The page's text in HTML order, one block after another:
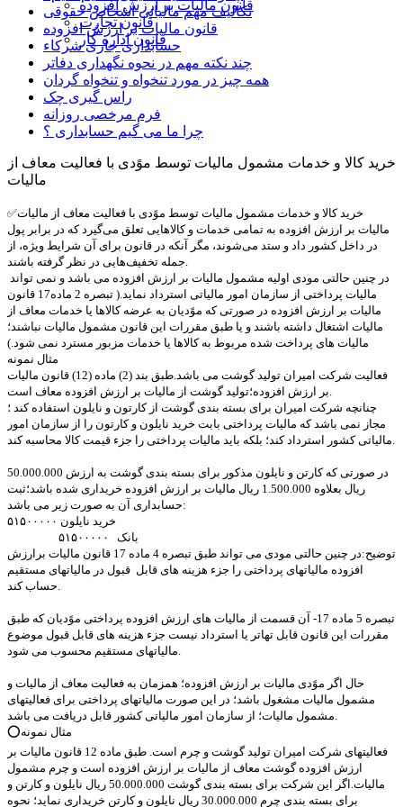
قانون مالیات بر ارزش افزوده
قانون تجارت
قانون اداره کار
تکالیف مهم مالیاتی اشخاص حقوقی
قانون مالیات بر ارزش افزوده
حسابداری جاری شرکاء
چند نکته مهم در نحوه نگهداری دفاتر
همه چیز در مورد تنخواه و تنخواه گردان
راس گیری چک
فرم مرخصی روزانه
چرا ما می گیم حسابداری ؟
خرید کالا و خدمات مشمول مالیات توسط موًدی با فعالیت معاف از
مالیات
✅خرید کالا و خدمات مشمول مالیات توسط موًدی با فعالیت معاف از مالیات
مالیات بر ارزش افزوده به تمامی خدمات و کالاهایی تعلق می‌گیرد که در برابر پول
در داخل کشور داد و ستد می‌شوند، مگر آنکه در قانون برای آن شرایط ویژه، از
جمله تخفیف‌هایی در نظر گرفته باشند.
مالیات پرداختی از سازمان امور مالیاتی استرداد نماید.( تبصره 2 ماده17 قانون
مالیات بر ارزش افزوده در صورتی که موًدیان به عرضه کالاها یا خدمات معاف از
مالیات اشتغال داشته باشند و یا طبق مقررات این قانون مشمول مالیات نباشند؛
مالیات های پرداخت شده مربوط به کالاها یا خدمات مزبور مسترد نمی شود.)
مثال نمونه
فعالیت شرکت امیران تولید گوشت می باشد.طبق بند (2) ماده (12) قانون مالیات
بر ارزش افزوده؛تولید گوشت از مالیات بر ارزش افزوده معاف است.
چنانچه شرکت امیران برای بسته بندی گوشت از کارتون و نایلون استفاده کند ؛
مجاز نمی باشد که مالیات پرداختی بابت خرید نایلون و کارتون را از سازمان امور
مالیاتی کشور استرداد کند؛ بلکه باید مالیات پرداختی را جزء قیمت کالا محاسبه کند.
در صورتی که کارتن و نایلون مذکور برای بسته بندی گوشت به ارزش 50.000.000
ریال بعلاوه 1.500.000 ریال مالیات بر ارزش افزوده خریداری شده باشد؛ثبت
حسابداری آن به صورت زیر می باشد:
خرید نایلون ۵۱۵۰۰۰۰۰
بانک ۵۱۵۰۰۰۰۰
توضیح:در چنین حالتی مودی می تواند طبق تبصره 4 ماده 17 قانون مالیات برارزش
افزوده مالیاتهای پرداختی را جزء هزینه های قابل قبول در مالیاتهای مستقیم
حساب کند.
تبصره 5 ماده 17- آن قسمت از مالیات های ارزش افزوده پرداختی موًدیان که طبق
مقررات این قانون قابل تهاتر یا استرداد نیست جزء هزینه های قابل قبول موضوع
مالیاتهای مستقیم محسوب می شود.
حال اگر موًدی مالیات بر ارزش افزوده؛ همزمان به فعالیت معاف از مالیات و
مشمول مالیات مشغول باشد؛ در این صورت مالیاتهای پرداختی برای فعالیتهای
مشمول مالیات؛ از سازمان امور مالیاتی کشور قابل دریافت می باشد.
⭕️مثال نمونه
فعالیتهای شرکت امیران تولید گوشت و چرم است. طبق ماده 12 قانون مالیات بر
ارزش افزوده گوشت معاف از مالیات بر ارزش افزوده است و چرم مشمول
مالیات.اگر این شرکت برای بسته بندی گوشت 50.000.000 ریال نایلون و کارتن و
برای بسته بندی چرم 30.000.000 ریال نایلون و کارتن خریداری نماید؛ نحوه